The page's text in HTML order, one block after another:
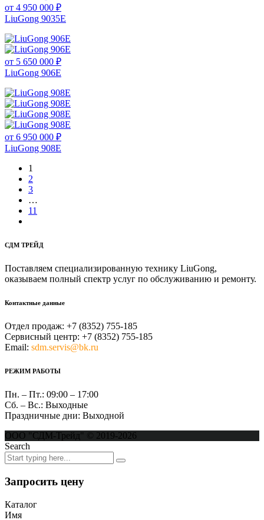
от 4 950 000 ₽
LiuGong 9035E
от 5 650 000 ₽
LiuGong 906E
от 6 950 000 ₽
LiuGong 908E
1
2
3
…
11
СДМ ТРЕЙД
Поставляем специализированную технику LiuGong,
оказываем полный спектр услуг по обслуживанию и ремонту.
Контактные данные
Отдел продаж: +7 (8352) 755-185
Сервисный центр: +7 (8352) 755-185
Email: sdm.servis@bk.ru
РЕЖИМ РАБОТЫ
Пн. – Пт.: 09:00 – 17:00
Сб. – Вс.: Выходные
Праздничные дни: Выходной
ООО "СДМ-Трейд" © 2019-2026
Search
Запросить цену
Каталог
Имя